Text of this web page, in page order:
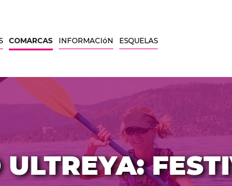
COMARCAS INFORMACIóN ESQUELAS